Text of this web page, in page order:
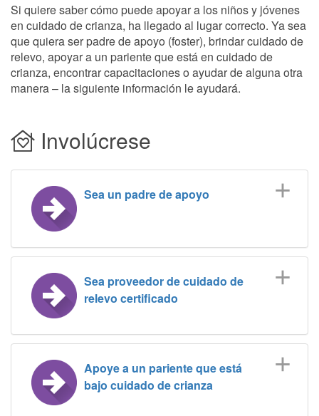
Si quiere saber cómo puede apoyar a los niños y jóvenes
en cuidado de crianza, ha llegado al lugar correcto. Ya sea
que quiera ser padre de apoyo (foster), brindar cuidado de
relevo, apoyar a un pariente que está en cuidado de
crianza, encontrar capacitaciones o ayudar de alguna otra
manera – la siguiente información le ayudará.
Involúcrese
Sea un padre de apoyo
Sea proveedor de cuidado de
relevo certificado
Apoye a un pariente que está
bajo cuidado de crianza